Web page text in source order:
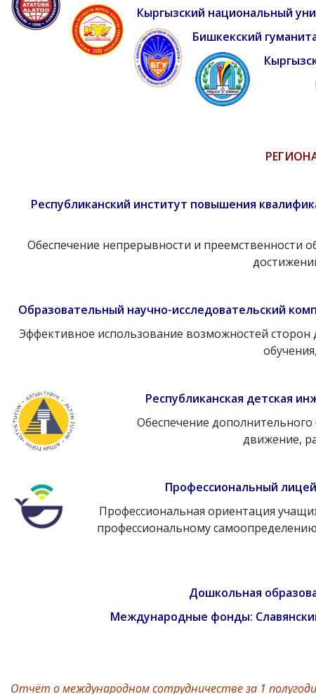
Кыргызский национальный
Бишкекский
Республиканский институт повышения
Обеспечение непрерывности и преемственности
Образовательный научно-исследовательский
Эффективное использование возможностей
Республиканская детская
Обеспечение
движение,
Профессиональный
Профессиональная ориентация
профессиональному
Дошкольная
Международные фонды:
Отчёт о международном сотрудничестве за 1